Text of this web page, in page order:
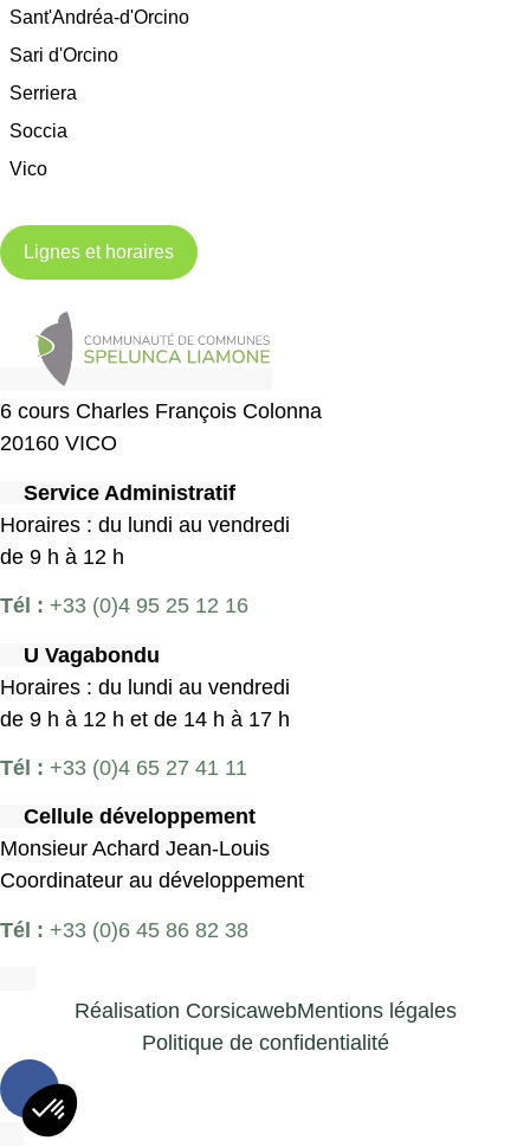
Sant'Andréa-d'Orcino
Sari d'Orcino
Serriera
Soccia
Vico
Lignes et horaires
6 cours Charles François Colonna
20160 VICO
Service Administratif
Horaires : du lundi au vendredi
de 9 h à 12 h
Tél : +33 (0)4 95 25 12 16
U Vagabondu
Horaires : du lundi au vendredi
de 9 h à 12 h et de 14 h à 17 h
Tél : +33 (0)4 65 27 41 11
Cellule développement
Monsieur Achard Jean-Louis
Coordinateur au développement
Tél : +33 (0)6 45 86 82 38
Réalisation CorsicawebMentions légales
Politique de confidentialité